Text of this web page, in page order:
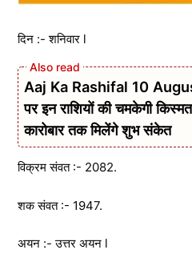
दिन :- शनिवार l
Aaj Ka Rashifal 10
पर इन राशियों की चमकेगी
कारोबार तक मिलेंगे शुभ संकेत
विक्रम संवत :- 2082.
शक संवत :- 1947.
अयन :- उत्तर अयन l